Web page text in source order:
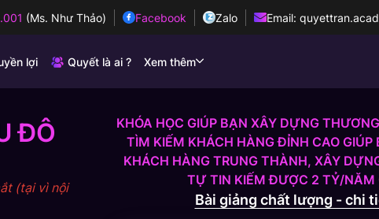
(Ms. Như Thảo) Facebook Zalo Email:
lợi Quyết là ai ? Xem thêm
ĐÔ
(tại vì nội
KHÓA HỌC GIÚP BẠN XÂY DỰNG
TÌM KIẾM KHÁCH HÀNG ĐỈNH CAO
KHÁCH HÀNG TRUNG THÀNH, XÂY
TỰ TIN KIẾM ĐƯỢC 2 TỶ/NĂM
Bài giảng chất lượng - chi